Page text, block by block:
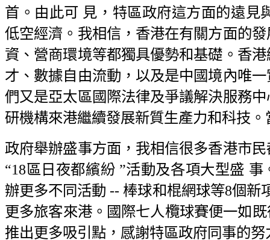
首。由此可 見，特區政府這方面的遠見
低空經濟。我相信，香港在有關方面的
資、營商環境等都獨具優勢和基礎。香
才、數據自由流動，以及是中國境內唯
們又是亞太區國際法律及爭議解決服務
研機構來港繼續發展新質生產力和科技
政府舉辦盛事方面，我相信很多香港市
“18區日夜都繽紛 ”活動及各項大型盛
辦更多不同活動 -- 棒球和棍網球等8個新
更多旅客來港。國際七人欖球賽便一如
推出更多吸引點，感謝特區政府同事的努